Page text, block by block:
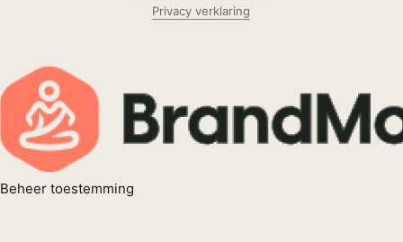
Privacy verklaring
Beheer toestemming